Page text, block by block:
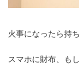
火事になったら持
スマホに財布、も